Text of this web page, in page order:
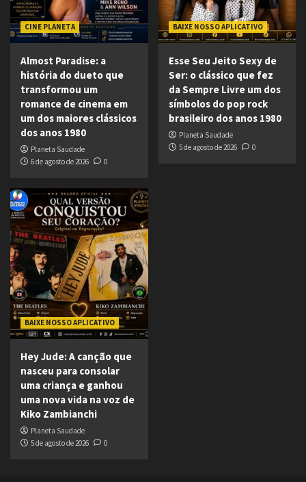
CINE PLANETA
Almost Paradise: a
história do dueto que
transformou um
romance de cinema em
um dos maiores clássicos
dos anos 1980
Planeta Saudade
6 de agosto de 2026
0
BAIXE NOSSO APLICATIVO
Esse Seu Jeito Sexy de
Ser: o clássico que fez
da Sempre Livre um dos
símbolos do pop rock
brasileiro dos anos 1980
Planeta Saudade
5 de agosto de 2026
0
BAIXE NOSSO APLICATIVO
Hey Jude: A canção que
nasceu para consolar
uma criança e ganhou
uma nova vida na voz de
Kiko Zambianchi
Planeta Saudade
5 de agosto de 2026
0